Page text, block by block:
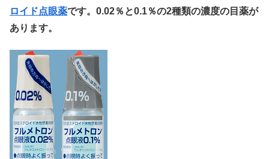
ロイド点眼薬です。0.02％と0.1％の2種類の濃度の目薬が
あります。